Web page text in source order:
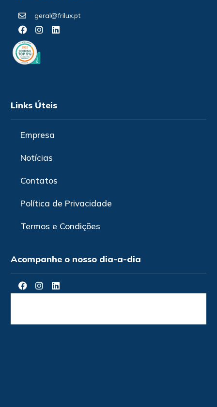
geral@frilux.pt
Links Úteis
Empresa
Notícias
Contatos
Política de Privacidade
Termos e Condições
Acompanhe o nosso dia-a-dia